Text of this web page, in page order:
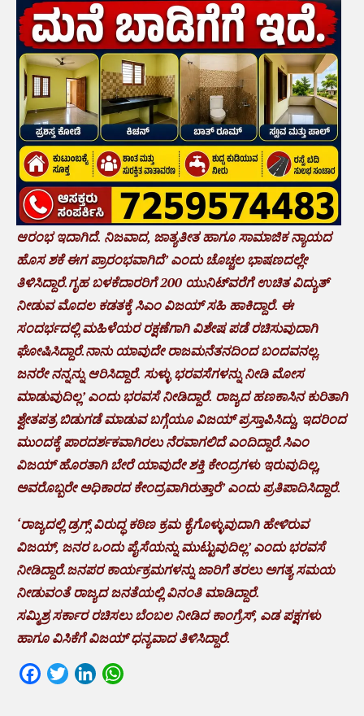
ಆರಂಭ ಇದಾಗಿದೆ. ನಿಜವಾದ, ಜಾತ್ಯತೀತ ಹಾಗೂ ಸಾಮಾಜಿಕ ನ್ಯಾಯದ
ಹೊಸ ಶಕೆ ಈಗ ಪ್ರಾರಂಭವಾಗಿದೆ’ ಎಂದು ಚೊಚ್ಚಲ ಭಾಷಣದಲ್ಲೇ
ತಿಳಿಸಿದ್ದಾರೆ.ಗೃಹ ಬಳಕೆದಾರರಿಗೆ 200 ಯುನಿಟ್‌ವರೆಗೆ ಉಚಿತ ವಿದ್ಯುತ್
ನೀಡುವ ಮೊದಲ ಕಡತಕ್ಕೆ ಸಿಎಂ ವಿಜಯ್ ಸಹಿ ಹಾಕಿದ್ದಾರೆ. ಈ
ಸಂದರ್ಭದಲ್ಲಿ ಮಹಿಳೆಯರ ರಕ್ಷಣೆಗಾಗಿ ವಿಶೇಷ ಪಡೆ ರಚಿಸುವುದಾಗಿ
ಘೋಷಿಸಿದ್ದಾರೆ.ನಾನು ಯಾವುದೇ ರಾಜಮನೆತನದಿಂದ ಬಂದವನಲ್ಲ.
ಜನರೇ ನನ್ನನ್ನು ಆರಿಸಿದ್ದಾರೆ. ಸುಳ್ಳು ಭರವಸೆಗಳನ್ನು ನೀಡಿ ಮೋಸ
ಮಾಡುವುದಿಲ್ಲ’ ಎಂದು ಭರವಸೆ ನೀಡಿದ್ದಾರೆ. ರಾಜ್ಯದ ಹಣಕಾಸಿನ ಕುರಿತಾಗಿ
ಶ್ವೇತಪತ್ರ ಬಿಡುಗಡೆ ಮಾಡುವ ಬಗ್ಗೆಯೂ ವಿಜಯ್ ಪ್ರಸ್ತಾಪಿಸಿದ್ದು, ಇದರಿಂದ
ಮುಂದಕ್ಕೆ ಪಾರದರ್ಶಕವಾಗಿರಲು ನೆರವಾಗಲಿದೆ ಎಂದಿದ್ದಾರೆ.ಸಿಎಂ
ವಿಜಯ್ ಹೊರತಾಗಿ ಬೇರೆ ಯಾವುದೇ ಶಕ್ತಿ ಕೇಂದ್ರಗಳು ಇರುವುದಿಲ್ಲ,
ಅವರೊಬ್ಬರೇ ಅಧಿಕಾರದ ಕೇಂದ್ರವಾಗಿರುತ್ತಾರೆ’ ಎಂದು ಪ್ರತಿಪಾದಿಸಿದ್ದಾರೆ.
‘ರಾಜ್ಯದಲ್ಲಿ ಡ್ರಗ್ಸ್ ವಿರುದ್ಧ ಕಠಿಣ ಕ್ರಮ ಕೈಗೊಳ್ಳುವುದಾಗಿ ಹೇಳಿರುವ
ವಿಜಯ್, ಜನರ ಒಂದು ಪೈಸೆಯನ್ನು ಮುಟ್ಟುವುದಿಲ್ಲ’ ಎಂದು ಭರವಸೆ
ನೀಡಿದ್ದಾರೆ.ಜನಪರ ಕಾರ್ಯಕ್ರಮಗಳನ್ನು ಜಾರಿಗೆ ತರಲು ಅಗತ್ಯ ಸಮಯ
ನೀಡುವಂತೆ ರಾಜ್ಯದ ಜನತೆಯಲ್ಲಿ ವಿನಂತಿ ಮಾಡಿದ್ದಾರೆ.
ಸಮ್ಮಿಶ್ರ ಸರ್ಕಾರ ರಚಿಸಲು ಬೆಂಬಲ ನೀಡಿದ ಕಾಂಗ್ರೆಸ್, ಎಡ ಪಕ್ಷಗಳು
ಹಾಗೂ ವಿಸಿಕೆಗೆ ವಿಜಯ್ ಧನ್ಯವಾದ ತಿಳಿಸಿದ್ದಾರೆ.
FacebookTwitterLinkedIn